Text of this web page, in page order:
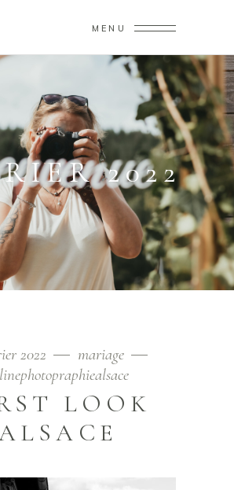
MENU
2022
2022
mariage
LOOK